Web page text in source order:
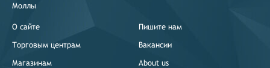
Моллы
О сайте
Торговым центрам
Магазинам
Пишите нам
Вакансии
About us